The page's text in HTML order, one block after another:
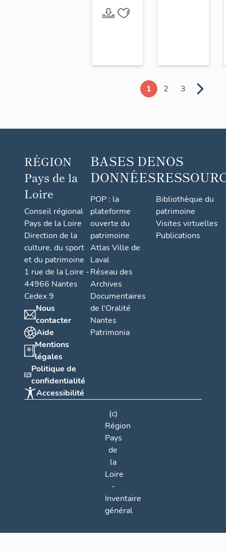
1 2 3
RÉGION
Pays de la
Loire
Conseil régional
Pays de la Loire
Direction de la
culture, du sport
et du patrimoine
1 rue de la Loire -
44966 Nantes
Cedex 9
Nous
contacter
Aide
Mentions
légales
Politique de
confidentialité
Accessibilité
BASES DE
DONNÉES
POP : la
plateforme
ouverte du
patrimoine
Atlas Ville de
Laval
Réseau des
Archives
Documentaires
de l'Oralité
Nantes
Patrimonia
NOS
Bibliothèque du
patrimoine
Visites virtuelles
Publications
(c)
Région
Pays
de
la
Loire
-
Inventaire
général